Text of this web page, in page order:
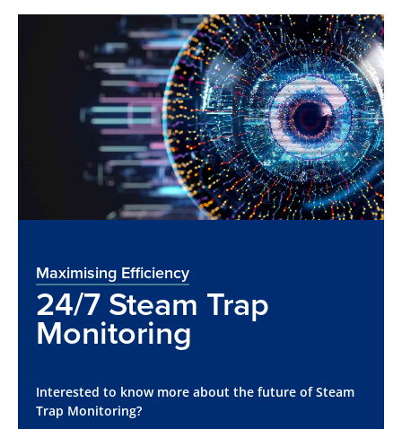
Maximising Efficiency
24/7 Steam Trap
Monitoring
Interested to know more about the future of Steam
Trap Monitoring?